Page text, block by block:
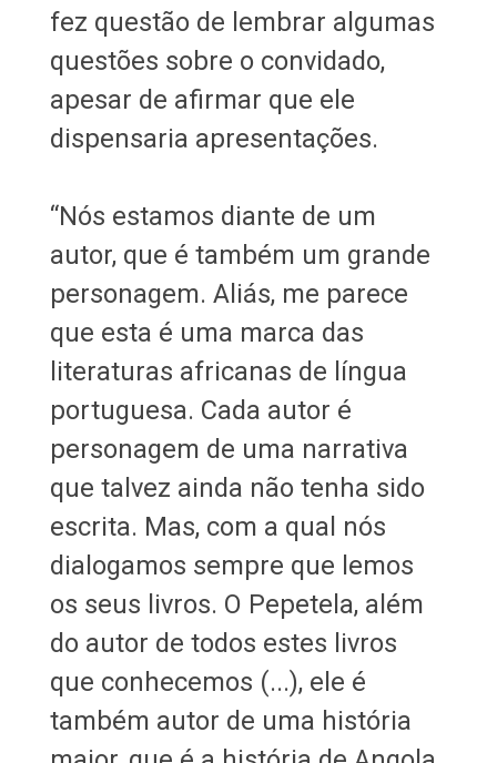
fez questão de lembrar algumas
questões sobre o convidado,
apesar de afirmar que ele
dispensaria apresentações.
“Nós estamos diante de um
autor, que é também um grande
personagem. Aliás, me parece
que esta é uma marca das
literaturas africanas de língua
portuguesa. Cada autor é
personagem de uma narrativa
que talvez ainda não tenha sido
escrita. Mas, com a qual nós
dialogamos sempre que lemos
os seus livros. O Pepetela, além
do autor de todos estes livros
que conhecemos (...), ele é
também autor de uma história